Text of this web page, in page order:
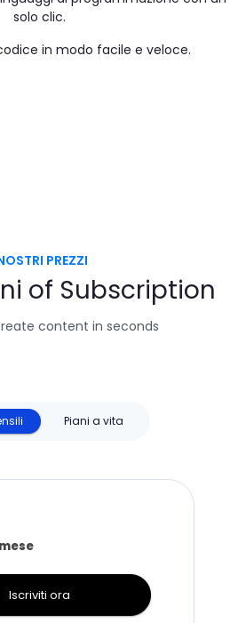
solo clic.
in modo facile e veloce.
PREZZI
of Subscription
content in seconds
Piani a vita
Iscriviti ora